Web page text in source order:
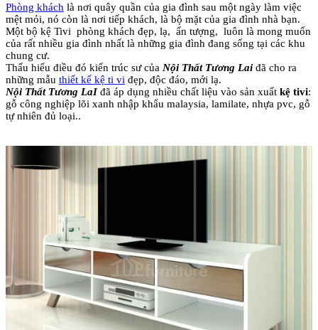
Phòng khách là nơi quây quần của gia đình sau một ngày làm việc
mệt mỏi, nó còn là nơi tiếp khách, là bộ mặt của gia đình nhà bạn.
Một bộ kệ Tivi phòng khách đẹp, lạ, ấn tượng, luôn là mong muốn
của rất nhiều gia đình nhất là những gia đình đang sống tại các khu
chung cư.
Thấu hiểu điều đó kiến trúc sư của Nội Thất Tương Lai đã cho ra
những mẫu thiết kế kệ ti vi đẹp, độc đáo, mới lạ.
Nội Thất Tương LaIđã áp dụng nhiều chất liệu vào sản xuất kệ tivi:
gỗ công nghiệp lõi xanh nhập khẩu malaysia, lamilate, nhựa pvc, gỗ
tự nhiên đủ loại..